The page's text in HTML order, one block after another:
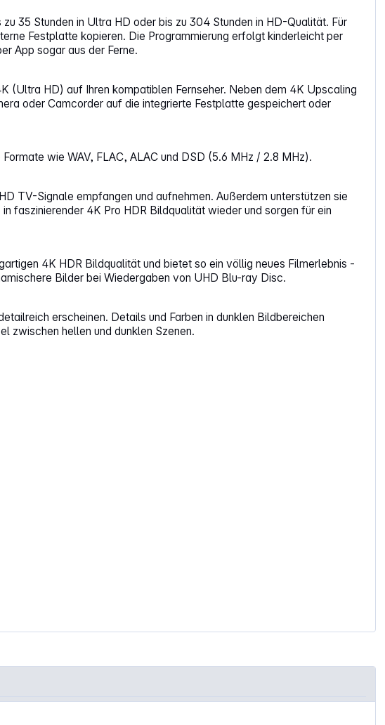
35 Stunden in Ultra HD oder bis zu 304 Stunden in HD-Qualität. Für
Festplatte kopieren. Die Programmierung erfolgt kinderleicht per
App sogar aus der Ferne.
(Ultra HD) auf Ihren kompatiblen Fernseher. Neben dem 4K Upscaling
oder Camcorder auf die integrierte Festplatte gespeichert oder
wie WAV, FLAC, ALAC und DSD (5.6 MHz / 2.8 MHz).
TV-Signale empfangen und aufnehmen. Außerdem unterstützen sie
faszinierender 4K Pro HDR Bildqualität wieder und sorgen für ein
4K HDR Bildqualität und bietet so ein völlig neues Filmerlebnis -
Bilder bei Wiedergaben von UHD Blu-ray Disc.
erscheinen. Details und Farben in dunklen Bildbereichen
zwischen hellen und dunklen Szenen.